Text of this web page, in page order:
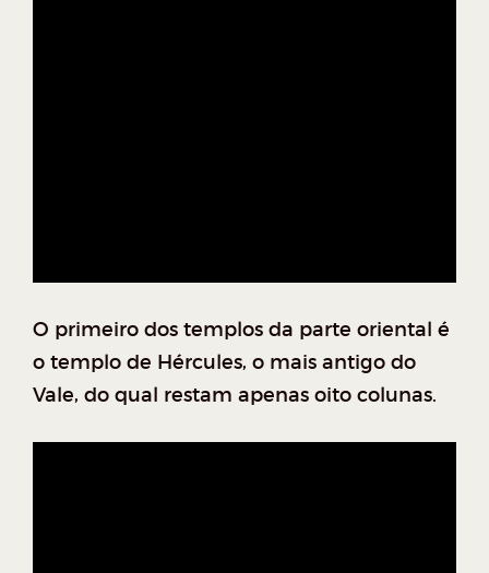
O primeiro dos templos da parte oriental é
o templo de Hércules, o mais antigo do
Vale, do qual restam apenas oito colunas.